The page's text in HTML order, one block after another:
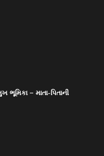
ભૂમિકા – માતા-પિતાની